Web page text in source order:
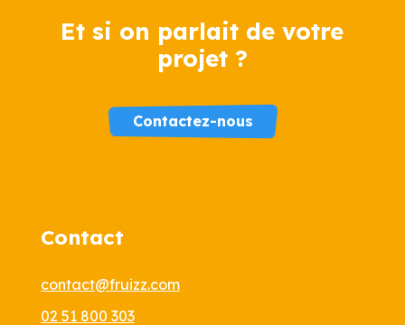
Et si on parlait de votre
projet ?
Contactez-nous
Contact
contact@fruizz.com
02 51 800 303